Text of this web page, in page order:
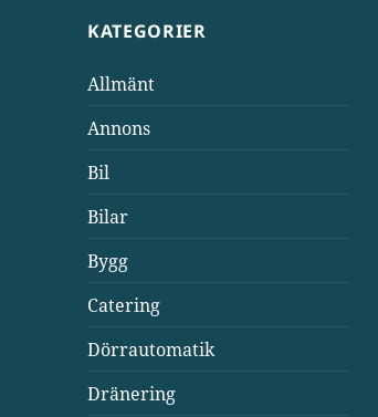
KATEGORIER
Allmänt
Annons
Bil
Bilar
Bygg
Catering
Dörrautomatik
Dränering